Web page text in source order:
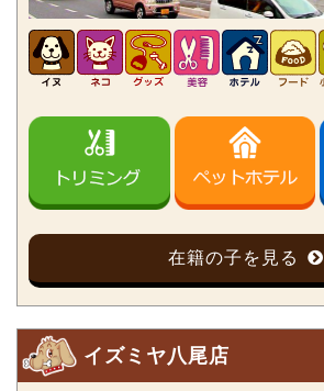
在籍の子を見る
イズミヤ八尾店